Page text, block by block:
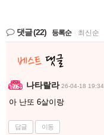
댓글(22) 등록순 최신순
나타랄라 26-04-18 19:34
아 난또 6살이랑
답글 이동